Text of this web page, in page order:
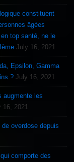
constituent
âgées
top santé, ne le
July 16, 2021
Epsilon, Gamma
? July 16, 2021
augmente les
16, 2021
overdose depuis
comporte des